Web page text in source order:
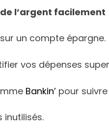
l’argent facilement
un compte épargne.
vos dépenses
Bankin’ pour
inutilisés.